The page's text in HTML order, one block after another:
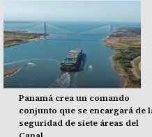
Panamá crea un comando
conjunto que se encargará de
seguridad de siete áreas del